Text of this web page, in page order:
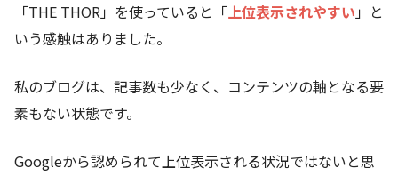
「THE THOR」を使っていると「上位表示されやすい」と
いう感触はありました。
私のブログは、記事数も少なく、コンテンツの軸となる要
素もない状態です。
Googleから認められて上位表示される状況ではないと思